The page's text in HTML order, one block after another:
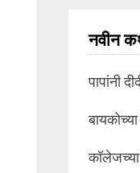
नवीन
पापांनी